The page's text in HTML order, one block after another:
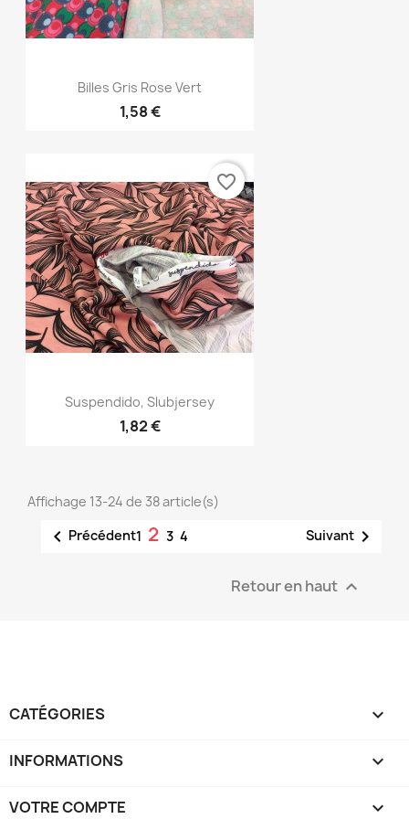
Aperçu rapide
Billes Gris Rose Vert
1,58 €
Aperçu rapide
Suspendido, Slubjersey
1,82 €
favorite_border
Affichage 13-24 de 38 article(s)
 Précédent1 2 3 4 Suivant 
Retour en haut 
CATÉGORIES 
INFORMATIONS 
VOTRE COMPTE 